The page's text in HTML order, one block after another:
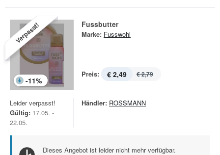
Verpasst!
-11%
Fussbutter
Marke: Fusswohl
Preis: € 2,49 € 2,79
Leider verpasst!
Gültig: 17.05. -
22.05.
Händler: ROSSMANN
Dieses Angebot ist leider nicht mehr verfügbar.